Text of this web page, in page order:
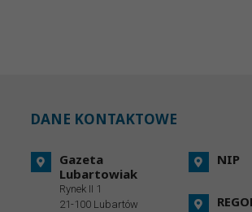
DANE KONTAKTOWE
Gazeta
Lubartowiak
Rynek II 1
21-100 Lubartów
NIP